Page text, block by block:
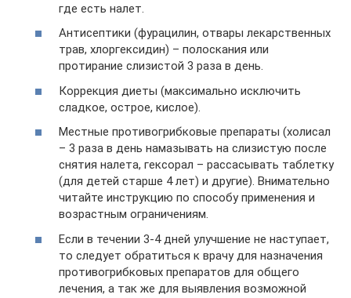
где есть налет.
Антисептики (фурацилин, отвары лекарственных
трав, хлоргексидин) – полоскания или
протирание слизистой 3 раза в день.
Коррекция диеты (максимально исключить
сладкое, острое, кислое).
Местные противогрибковые препараты (холисал
– 3 раза в день намазывать на слизистую после
снятия налета, гексорал – рассасывать таблетку
(для детей старше 4 лет) и другие). Внимательно
читайте инструкцию по способу применения и
возрастным ограничениям.
Если в течении 3-4 дней улучшение не наступает,
то следует обратиться к врачу для назначения
противогрибковых препаратов для общего
лечения, а так же для выявления возможной